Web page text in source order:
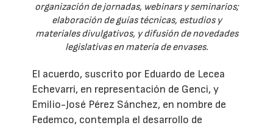
organización de jornadas, webinars y seminarios;
elaboración de guías técnicas, estudios y
materiales divulgativos, y difusión de novedades
legislativas en materia de envases.
El acuerdo, suscrito por Eduardo de Lecea
Echevarri, en representación de Genci, y
Emilio-José Pérez Sánchez, en nombre de
Fedemco, contempla el desarrollo de